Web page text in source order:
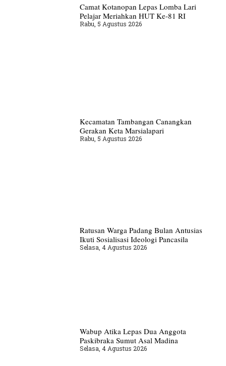
Camat Kotanopan Lepas Lomba Lari
Pelajar Meriahkan HUT Ke-81 RI
Rabu, 5 Agustus 2026
Kecamatan Tambangan Canangkan
Gerakan Keta Marsialapari
Rabu, 5 Agustus 2026
Ratusan Warga Padang Bulan Antusias
Ikuti Sosialisasi Ideologi Pancasila
Selasa, 4 Agustus 2026
Wabup Atika Lepas Dua Anggota
Paskibraka Sumut Asal Madina
Selasa, 4 Agustus 2026